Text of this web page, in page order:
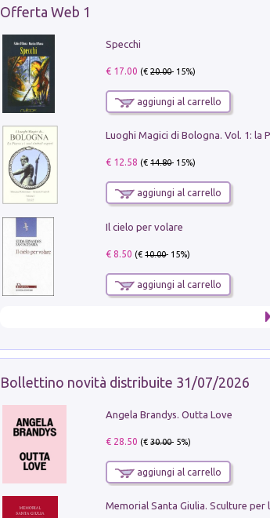
Offerta Web 1
Specchi
€ 17.00 (€20.00- 15%)
aggiungi al carrello
€ 12.58 (€14.80- 15%)
aggiungi al carrello
Il cielo per volare
€ 8.50 (€10.00- 15%)
aggiungi al carrello
Bollettino novità distribuite 31/07/2026
Angela Brandys. Outta Love
€ 28.50 (€30.00- 5%)
aggiungi al carrello